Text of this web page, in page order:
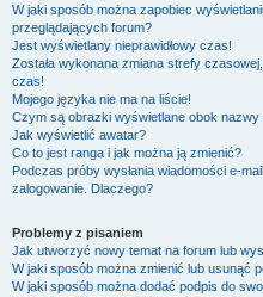
W jaki sposób można zapobiec
przeglądających forum?
Jest wyświetlany nieprawidłowy czas!
Została wykonana zmiana strefy
czas!
Mojego języka nie ma na liście!
Czym są obrazki wyświetlane obok
Jak wyświetlić awatar?
Co to jest ranga i jak można ją zmienić?
Podczas próby wysłania wiadomości e-
zalogowanie. Dlaczego?
Problemy z pisaniem
Jak utworzyć nowy temat na forum lub
W jaki sposób można zmienić lub usunąć
W jaki sposób można dodać podpis do